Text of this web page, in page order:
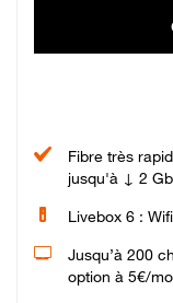
Fibre très
jusqu'à ↓ 2
Livebox 6 :
Jusqu’à 200
option à 5€/